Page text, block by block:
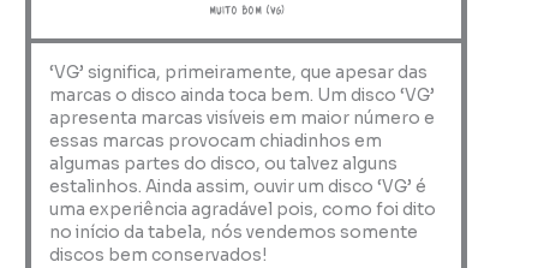
muito bom (VG)
‘VG’ significa, primeiramente, que apesar das
marcas o disco ainda toca bem. Um disco ‘VG’
apresenta marcas visíveis em maior número e
essas marcas provocam chiadinhos em
algumas partes do disco, ou talvez alguns
estalinhos. Ainda assim, ouvir um disco ‘VG’ é
uma experiência agradável pois, como foi dito
no início da tabela, nós vendemos somente
discos bem conservados!